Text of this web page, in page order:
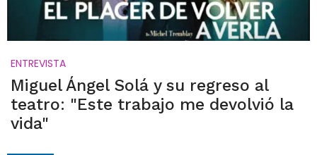
ENTREVISTA
Miguel Ángel Solá y su regreso al
teatro: "Este trabajo me devolvió la
vida"